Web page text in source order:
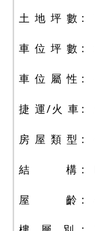
土 地 坪 數
車 位 坪 數
車 位 屬 性
捷 運/火 車
房 屋 類 型
結 構
屋 齡